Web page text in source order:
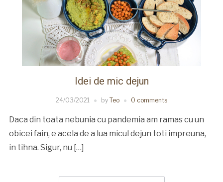
Idei de mic dejun
24/03/2021 by Teo 0 comments
Daca din toata nebunia cu pandemia am ramas cu un
obicei fain, e acela de a lua micul dejun toti impreuna,
in tihna. Sigur, nu […]